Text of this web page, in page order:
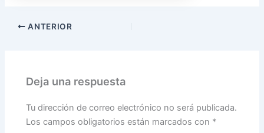
ANTERIOR
Deja una respuesta
Tu dirección de correo electrónico no será publicada.
Los campos obligatorios están marcados con *